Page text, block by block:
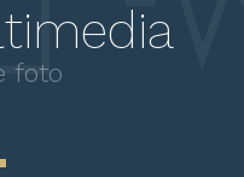
Paziente
foto